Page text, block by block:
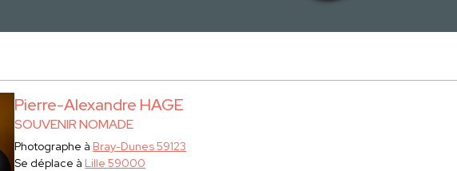
Pierre-Alexandre HAGE
SOUVENIR NOMADE
Photographe à Bray-Dunes 59123
Se déplace à Lille 59000